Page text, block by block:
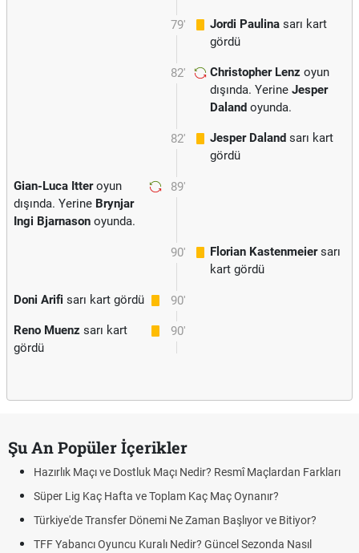
79' Jordi Paulina sarı kart
gördü
82' Christopher Lenz oyun
dışında. Yerine Jesper
Daland oyunda.
82' Jesper Daland sarı kart
gördü
89'
Gian-Luca Itteroyun
dışında. Yerine Brynjar
Ingi Bjarnason oyunda.
90' Florian Kastenmeiersarı
kart gördü
90'
Doni Arifi sarı kart gördü
90'
Reno Muenz sarı kart
gördü
Şu An Popüler İçerikler
Hazırlık Maçı ve Dostluk Maçı Nedir? Resmî Maçlardan Farkları
Süper Lig Kaç Hafta ve Toplam Kaç Maç Oynanır?
Türkiye'de Transfer Dönemi Ne Zaman Başlıyor ve Bitiyor?
TFF Yabancı Oyuncu Kuralı Nedir? Güncel Sezonda Nasıl